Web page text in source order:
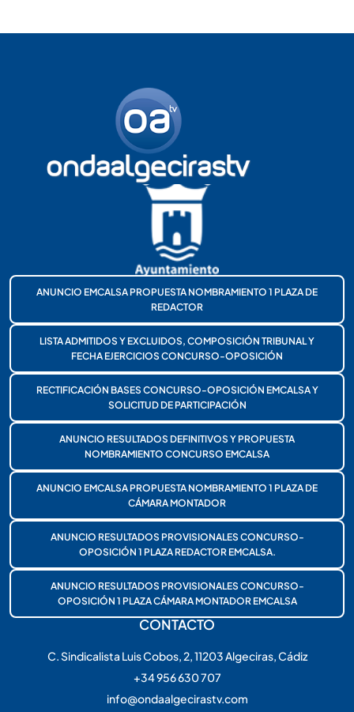
ANUNCIO EMCALSA PROPUESTA NOMBRAMIENTO 1 PLAZA DE
REDACTOR
LISTA ADMITIDOS Y EXCLUIDOS, COMPOSICIÓN TRIBUNAL Y
FECHA EJERCICIOS CONCURSO-OPOSICIÓN
RECTIFICACIÓN BASES CONCURSO-OPOSICIÓN EMCALSA Y
SOLICITUD DE PARTICIPACIÓN
ANUNCIO RESULTADOS DEFINITIVOS Y PROPUESTA
NOMBRAMIENTO CONCURSO EMCALSA
ANUNCIO EMCALSA PROPUESTA NOMBRAMIENTO 1 PLAZA DE
CÁMARA MONTADOR
ANUNCIO RESULTADOS PROVISIONALES CONCURSO-
OPOSICIÓN 1 PLAZA REDACTOR EMCALSA.
ANUNCIO RESULTADOS PROVISIONALES CONCURSO-
OPOSICIÓN 1 PLAZA CÁMARA MONTADOR EMCALSA
CONTACTO
C. Sindicalista Luis Cobos, 2, 11203 Algeciras, Cádiz
+34 956 630 707
info@ondaalgecirastv.com